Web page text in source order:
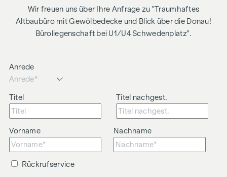
Wir freuen uns über Ihre Anfrage zu "Traumhaftes
Altbaubüro mit Gewölbedecke und Blick über die Donau!
Büroliegenschaft bei U1/U4 Schwedenplatz".
Anrede
Titel Titel nachgest.
Vorname Nachname
Rückrufservice